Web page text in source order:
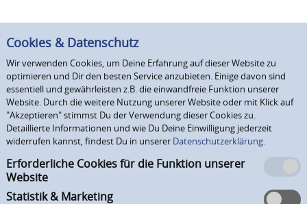
Cookies & Datenschutz
Wir verwenden Cookies, um Deine Erfahrung auf dieser Website zu
optimieren und Dir den besten Service anzubieten. Einige davon sind
essentiell und gewährleisten z.B. die einwandfreie Funktion unserer
Website. Durch die weitere Nutzung unserer Website oder mit Klick auf
"Akzeptieren" stimmst Du der Verwendung dieser Cookies zu.
Detaillierte Informationen und wie Du Deine Einwilligung jederzeit
widerrufen kannst, findest Du in unserer Datenschutzerklärung.
Erforderliche Cookies für die Funktion unserer
Website
Statistik & Marketing